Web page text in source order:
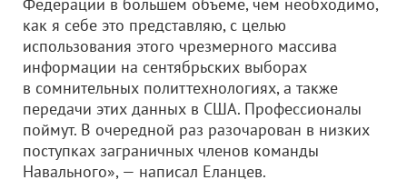
как я себе это представляю, с целью
использования этого чрезмерного массива
информации на сентябрьских выборах
в сомнительных политтехнологиях, а также
передачи этих данных в США. Профессионалы
поймут. В очередной раз разочарован в низких
поступках заграничных членов команды
Навального», — написал Еланцев.